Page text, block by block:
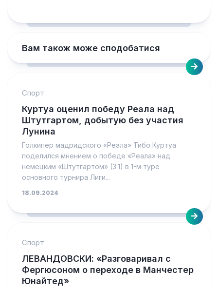
Вам також може сподобатися
Спорт
Куртуа оценил победу Реала над
Штутгартом, добытую без участия
Лунина
Голкипер мадридского «Реала» Тибо Куртуа
поделился мнением о победе «Реала» над
немецким «Штутгартом» (3:1) в 1-м туре
основного турнира Лиги...
18.09.2024
Спорт
ЛЕВАНДОВСКИ: «Разговаривал с
Фергюсоном о переходе в Манчестер
Юнайтед»